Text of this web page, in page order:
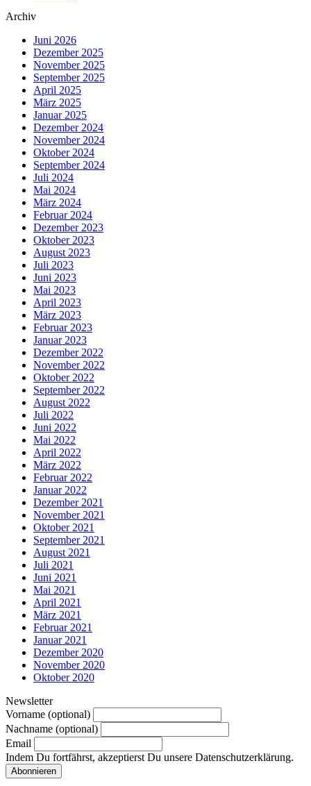
Archiv
Juni 2026
Dezember 2025
November 2025
September 2025
April 2025
März 2025
Januar 2025
Dezember 2024
November 2024
Oktober 2024
September 2024
Juli 2024
Mai 2024
März 2024
Februar 2024
Dezember 2023
Oktober 2023
August 2023
Juli 2023
Juni 2023
Mai 2023
April 2023
März 2023
Februar 2023
Januar 2023
Dezember 2022
November 2022
Oktober 2022
September 2022
August 2022
Juli 2022
Juni 2022
Mai 2022
April 2022
März 2022
Februar 2022
Januar 2022
Dezember 2021
November 2021
Oktober 2021
September 2021
August 2021
Juli 2021
Juni 2021
Mai 2021
April 2021
März 2021
Februar 2021
Januar 2021
Dezember 2020
November 2020
Oktober 2020
Newsletter
Vorname (optional)
Nachname (optional)
Email
Indem Du fortfährst, akzeptierst Du unsere Datenschutzerklärung.